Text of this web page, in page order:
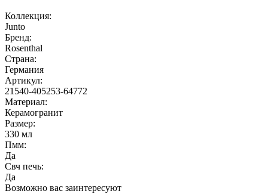
Коллекция:
Junto
Бренд:
Rosenthal
Страна:
Германия
Артикул:
21540-405253-64772
Материал:
Керамогранит
Размер:
330 мл
Пмм:
Да
Свч печь:
Да
Возможно вас заинтересуют